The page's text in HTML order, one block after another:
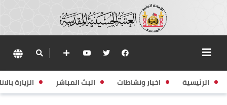
الرئيسية اخبار ونشاطات البث المباشر الزيارة